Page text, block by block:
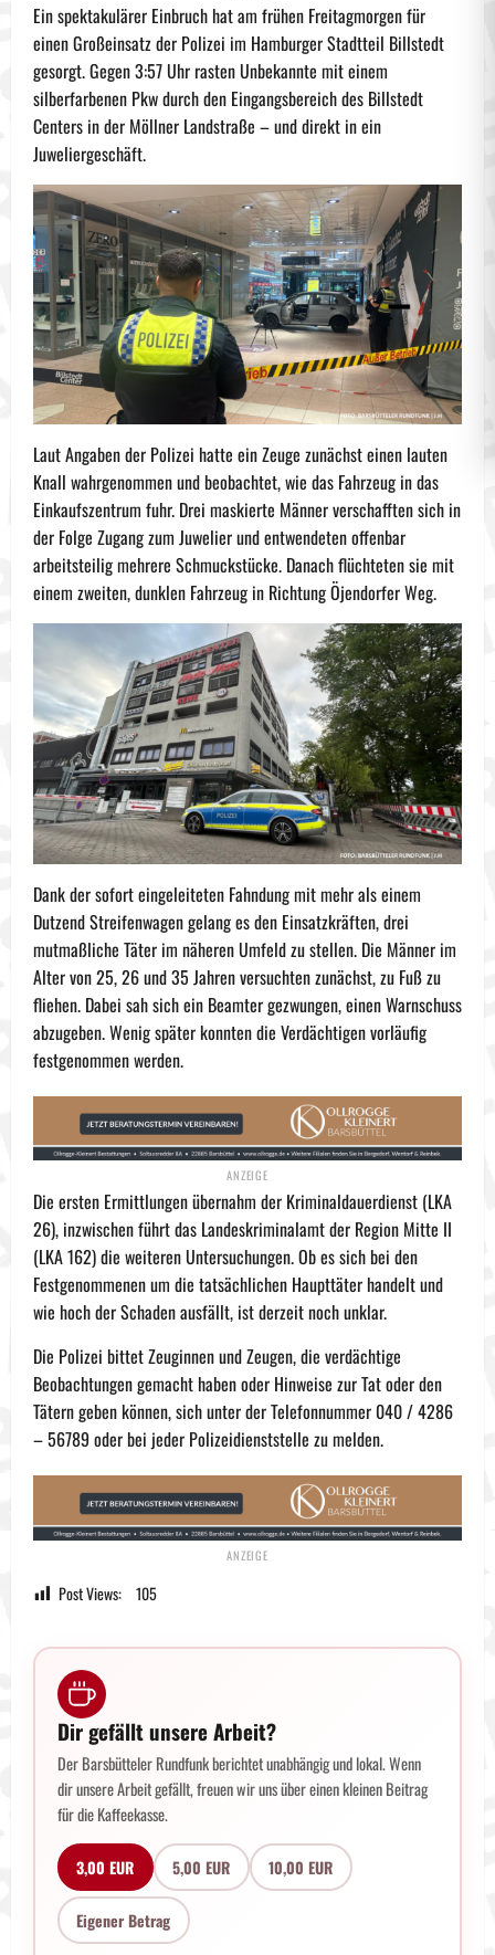
Ein spektakulärer Einbruch hat am frühen Freitagmorgen für
einen Großeinsatz der Polizei im Hamburger Stadtteil Billstedt
gesorgt. Gegen 3:57 Uhr rasten Unbekannte mit einem
silberfarbenen Pkw durch den Eingangsbereich des Billstedt
Centers in der Möllner Landstraße – und direkt in ein
Juweliergeschäft.
Laut Angaben der Polizei hatte ein Zeuge zunächst einen lauten
Knall wahrgenommen und beobachtet, wie das Fahrzeug in das
Einkaufszentrum fuhr. Drei maskierte Männer verschafften sich in
der Folge Zugang zum Juwelier und entwendeten offenbar
arbeitsteilig mehrere Schmuckstücke. Danach flüchteten sie mit
einem zweiten, dunklen Fahrzeug in Richtung Öjendorfer Weg.
Dank der sofort eingeleiteten Fahndung mit mehr als einem
Dutzend Streifenwagen gelang es den Einsatzkräften, drei
mutmaßliche Täter im näheren Umfeld zu stellen. Die Männer im
Alter von 25, 26 und 35 Jahren versuchten zunächst, zu Fuß zu
fliehen. Dabei sah sich ein Beamter gezwungen, einen Warnschuss
abzugeben. Wenig später konnten die Verdächtigen vorläufig
festgenommen werden.
Die ersten Ermittlungen übernahm der Kriminaldauerdienst (LKA
26), inzwischen führt das Landeskriminalamt der Region Mitte II
(LKA 162) die weiteren Untersuchungen. Ob es sich bei den
Festgenommenen um die tatsächlichen Haupttäter handelt und
wie hoch der Schaden ausfällt, ist derzeit noch unklar.
Die Polizei bittet Zeuginnen und Zeugen, die verdächtige
Beobachtungen gemacht haben oder Hinweise zur Tat oder den
Tätern geben können, sich unter der Telefonnummer 040 / 4286
– 56789 oder bei jeder Polizeidienststelle zu melden.
Post Views: 105
Dir gefällt unsere Arbeit?
Der Barsbütteler Rundfunk berichtet unabhängig und lokal. Wenn
dir unsere Arbeit gefällt, freuen wir uns über einen kleinen Beitrag
für die Kaffeekasse.
3,00 EUR 5,00 EUR 10,00 EUR
Eigener Betrag